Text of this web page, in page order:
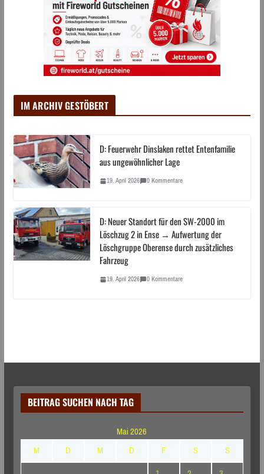
IM ARCHIV GESTÖBERT
D: Feuerwehr Dinslaken rettet Entenfamilie
aus ungewöhnlicher Lage
19. April 2026 0 Kommentare
D: Neuer Standort für den SW-2000 im
Löschzug 2 in Ense → Aufwertung der
Löschgruppe Oberense durch zusätzliches
Fahrzeug
19. April 2026 0 Kommentare
BEITRAG SUCHEN NACH TAG
Mai 2026
M
D M D F S
S